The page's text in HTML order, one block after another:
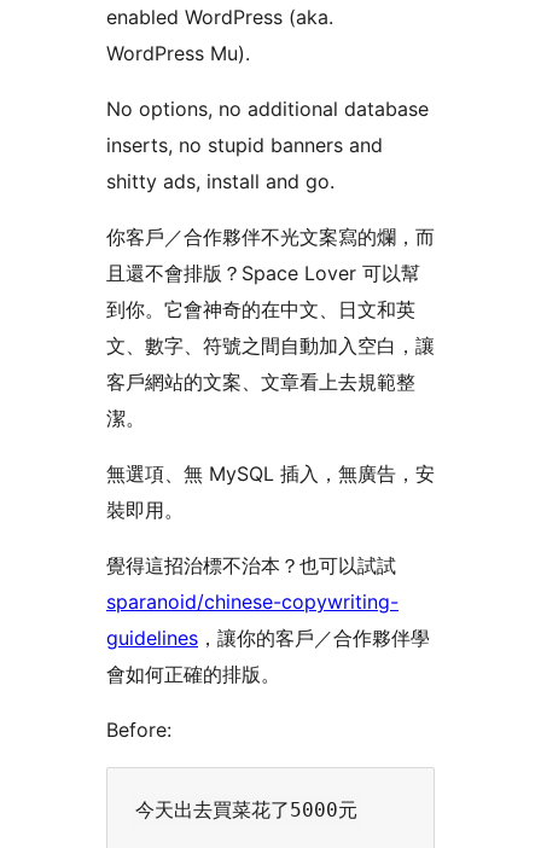
enabled WordPress (aka.
WordPress Mu).
No options, no additional database
inserts, no stupid banners and
shitty ads, install and go.
你客戶／合作夥伴不光文案寫的爛，而
且還不會排版？Space Lover 可以幫
到你。它會神奇的在中文、日文和英
文、數字、符號之間自動加入空白，讓
客戶網站的文案、文章看上去規範整
潔。
無選項、無 MySQL 插入，無廣告，安
裝即用。
覺得這招治標不治本？也可以試試
sparanoid/chinese-copywriting-
guidelines ，讓你的客戶／合作夥伴學
會如何正確的排版。
Before: